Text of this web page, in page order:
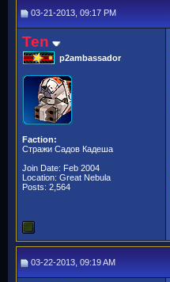
03-21-2013, 09:17 PM
Ten
p2ambassador
Faction:
Стражи Садов Кадеша
Join Date: Feb 2004
Location: Great Nebula
Posts: 2,564
03-22-2013, 09:19 AM